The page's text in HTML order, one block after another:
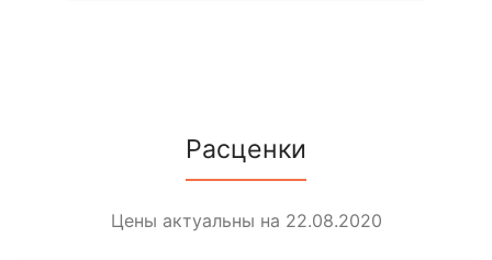
Расценки
Цены актуальны на 22.08.2020